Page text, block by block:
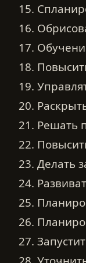
15.
16.
17.
18.
19.
20.
21. Решать
22.
23. Делать
24.
25.
26.
27.